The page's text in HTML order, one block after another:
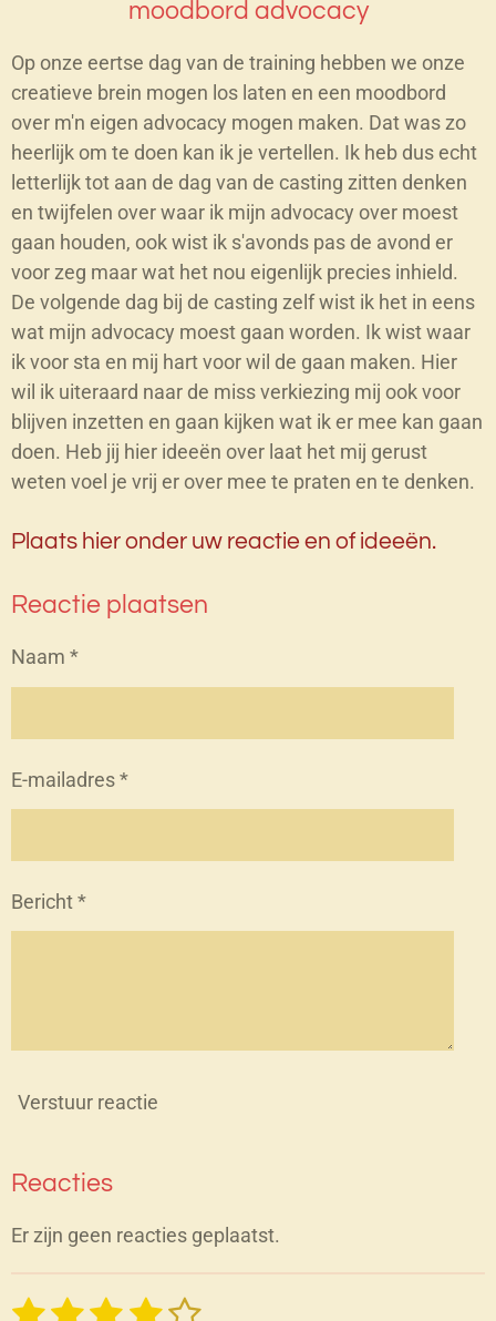
moodbord advocacy
Op onze eertse dag van de training hebben we onze
creatieve brein mogen los laten en een moodbord
over m'n eigen advocacy mogen maken. Dat was zo
heerlijk om te doen kan ik je vertellen. Ik heb dus echt
letterlijk tot aan de dag van de casting zitten denken
en twijfelen over waar ik mijn advocacy over moest
gaan houden, ook wist ik s'avonds pas de avond er
voor zeg maar wat het nou eigenlijk precies inhield.
De volgende dag bij de casting zelf wist ik het in eens
wat mijn advocacy moest gaan worden. Ik wist waar
ik voor sta en mij hart voor wil de gaan maken. Hier
wil ik uiteraard naar de miss verkiezing mij ook voor
blijven inzetten en gaan kijken wat ik er mee kan gaan
doen. Heb jij hier ideeën over laat het mij gerust
weten voel je vrij er over mee te praten en te denken.
Plaats hier onder uw reactie en of ideeën.
Reactie plaatsen
Naam *
E-mailadres *
Bericht *
Verstuur reactie
Reacties
Er zijn geen reacties geplaatst.
R
S